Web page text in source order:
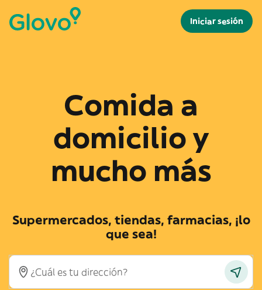
Iniciar sesión
Comida a
domicilio y
mucho más
Supermercados, tiendas, farmacias, ¡lo
que sea!